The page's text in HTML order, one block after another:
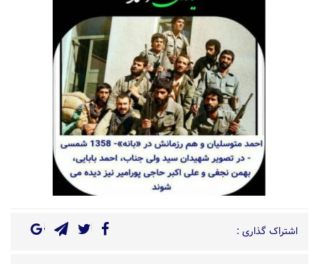
اشتراک گذاری :